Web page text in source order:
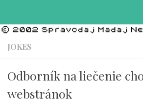
JOKES
Odborník na liečenie
webstránok